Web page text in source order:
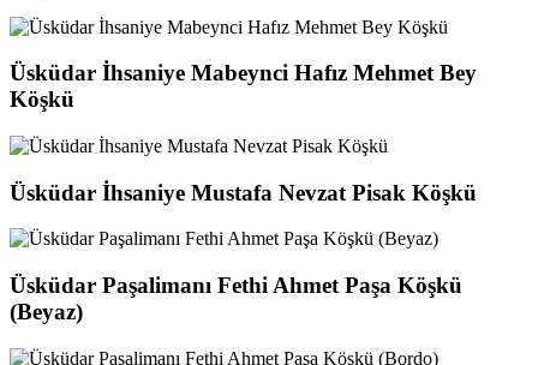
Üsküdar İhsaniye Mabeynci Hafız Mehmet Bey
Köşkü
Üsküdar İhsaniye Mustafa Nevzat Pisak Köşkü
Üsküdar Paşalimanı Fethi Ahmet Paşa Köşkü
(Beyaz)